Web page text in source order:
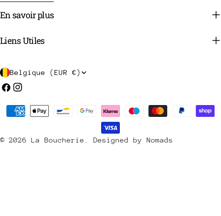
En savoir plus
Liens Utiles
P
a
/
Belgique (EUR €)
Facebook
Instagram
© 2026 La Boucherie Designed by Nomads
Méthodes
payement